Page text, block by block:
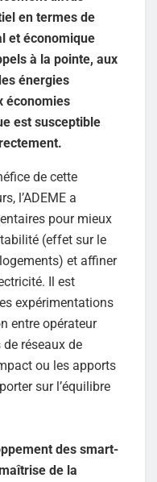
en termes de
et économique
à la pointe, aux
énergies
économies
est susceptible
de cette
l’ADEME a
pour mieux
(effet sur le
et affiner
Il est
expérimentations
entre opérateur
réseaux de
ou les apports
sur l’équilibre
des smart-
de la